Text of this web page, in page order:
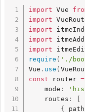
import Vue
import
import
import itmeAdd
import
require ( './
Vue . use (
const router =
    mode
:
    routes
:
[
{ path